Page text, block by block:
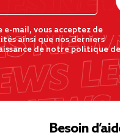
e-mail, vous acceptez de
ainsi que nos derniers
de notre politique de
Besoin